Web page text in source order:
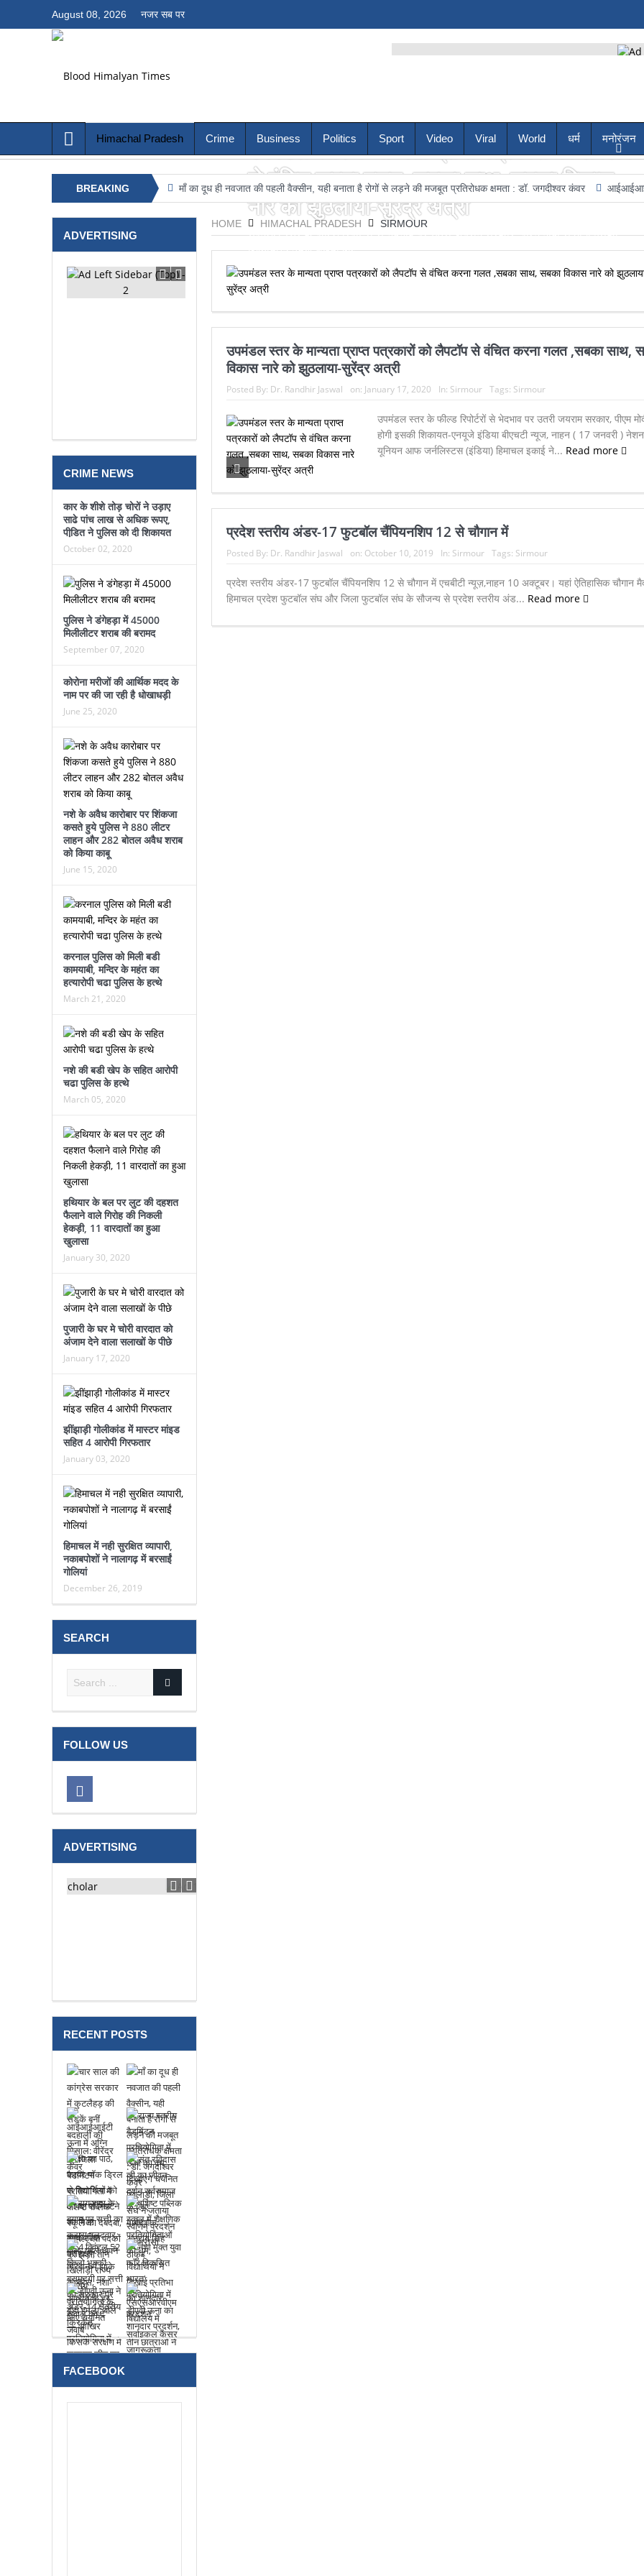
August 08, 2026 नजर सब पर
Himachal Pradesh Crime Business Politics Sport Video Viral World धर्म मनोरंजन
BREAKING
NEWS
की मिसाल: वीरेंद्र कंवर माँ का दूध ही नवजात की पहली वैक्सीन, यही बनाता है रोगों से लड़ने की मजबूत प्रतिरोधक क्षमता : डॉ. जगदीश्वर कंवर आईआईआईटी ऊना में अग्नि
HOME HIMACHAL PRADESH SIRMOUR
उपमंडल स्तर के मान्यता प्राप्त पत्रकारों को लैपटॉप
से वंचित करना गलत ,सबका साथ, सबका विकास
नारे को झुठलाया-सुरेंद्र अत्री
उपमंडल स्तर के फील्ड रिपोर्टरों से भेदभाव पर उतरी जयराम सरकार, पीएम मोदी से होगी इसकी
शिकायत-एनयूजे इंडिया बीए...
उपमंडल स्तर के मान्यता प्राप्त पत्रकारों को लैपटॉप से वंचित करना गलत ,सबका साथ,
विकास नारे को झुठलाया-सुरेंद्र अत्री
Posted By: Dr. Randhir Jaswal on: January 17, 2020 In: Sirmour Tags: Sirmour
उपमंडल स्तर के फील्ड रिपोर्टरों से भेदभाव पर उतरी जयराम सरकार, पीएम
होगी इसकी शिकायत-एनयूजे इंडिया बीएचटी न्यूज, नाहन ( 17 जनवरी )
यूनियन आफ जर्नलिस्टस (इंडिया) हिमाचल इकाई ने... Read more
प्रदेश स्तरीय अंडर-17 फुटबॉल चैंपियनशिप 12 से चौगान में
Posted By: Dr. Randhir Jaswal on: October 10, 2019 In: Sirmour Tags: Sirmour
प्रदेश स्तरीय अंडर-17 फुटबॉल चैंपियनशिप 12 से चौगान में एचबीटी न्यूज़,नाहन 10 अक्टूबर। यहां ऐतिहासिक चौगान
हिमाचल प्रदेश फुटबॉल संघ और जिला फुटबॉल संघ के सौजन्य से प्रदेश स्तरीय अंड... Read more
ADVERTISING
CRIME NEWS
कार के शीशे तोड़ चोरों ने उड़ाए
साढे पांच लाख से अधिक रूपए,
पीडि़त ने पुलिस को दी शिकायत
October 02, 2020
पुलिस ने डंगेहड़ा में 45000
मिलीलीटर शराब की बरामद
September 07, 2020
कोरोना मरीजों की आर्थिक मदद के
नाम पर की जा रही है धोखाधड़ी
June 25, 2020
नशे के अवैध कारोबार पर शिंकजा
कसते हुये पुलिस ने 880 लीटर
लाहन और 282 बोतल अवैध शराब
को किया काबू
June 15, 2020
करनाल पुलिस को मिली बडी
कामयाबी, मन्दिर के महंत का
हत्यारोपी चढा पुलिस के हत्थे
March 21, 2020
नशे की बडी खेप के सहित आरोपी
चढा पुलिस के हत्थे
March 05, 2020
हथियार के बल पर लुट की दहशत
फैलाने वाले गिरोह की निकली
हेकड़ी, 11 वारदातों का हुआ
खुलासा
January 30, 2020
पुजारी के घर मे चोरी वारदात को
अंजाम देने वाला सलाखों के पीछे
January 17, 2020
झींझाड़ी गोलीकांड में मास्टर मांइड
सहित 4 आरोपी गिरफतार
January 03, 2020
हिमाचल में नही सुरक्षित व्यापारी,
नकाबपोशों ने नालागढ़ में बरसाईं
गोलियां
December 26, 2019
SEARCH
FOLLOW US
ADVERTISING
RECENT POSTS
FACEBOOK